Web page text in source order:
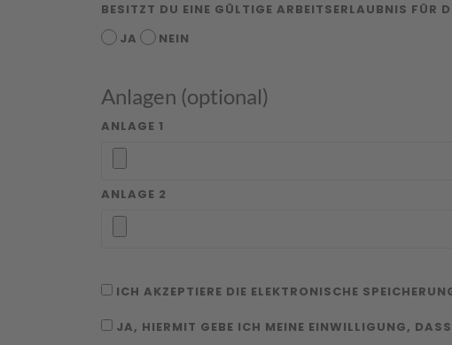
BESITZT DU EINE GÜLTIGE ARBEITSERLAUBNIS FÜR
JA
NEIN
Anlagen (optional)
ANLAGE 1
ANLAGE 2
ICH AKZEPTIERE DIE ELEKTRONISCHE
JA, HIERMIT GEBE ICH MEINE EINWILLIGUNG,